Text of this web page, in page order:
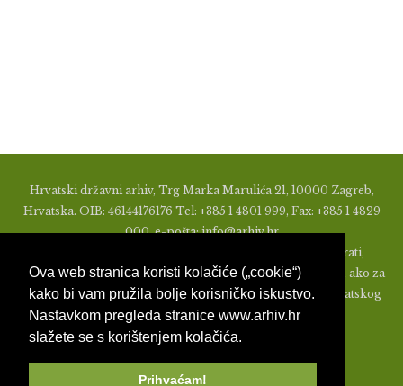
Ova web stranica koristi kolačiće („cookie“)
kako bi vam pružila bolje korisničko iskustvo.
Nastavkom pregleda stranice www.arhiv.hr
slažete se s korištenjem kolačića.
Prihvaćam!
Hrvatski državni arhiv, Trg Marka Marulića 21, 10000 Zagreb,
Hrvatska. OIB: 46144176176 Tel: +385 1 4801 999, Fax: +385 1 4829
000, e-pošta: info@arhiv.hr
Zabranjeno je u bilo kojem obliku objavljivati, distribuirati,
mijenjati ili na ikoji način koristiti materijale s ovih stranica, ako za
to nije prethodno izdato pismeno odobrenje od strane Hrvatskog
državnog arhiva.